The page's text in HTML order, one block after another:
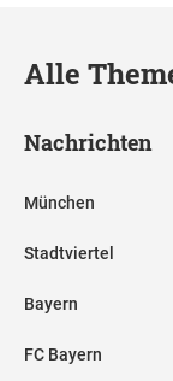
Alle
Nachrichten
München
Stadtviertel
Bayern
FC Bayern